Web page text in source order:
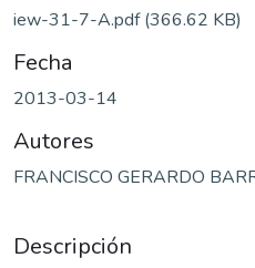
iew-31-7-A.pdf(366.62 KB)
Fecha
2013-03-14
Autores
FRANCISCO GERARDO
Descripción